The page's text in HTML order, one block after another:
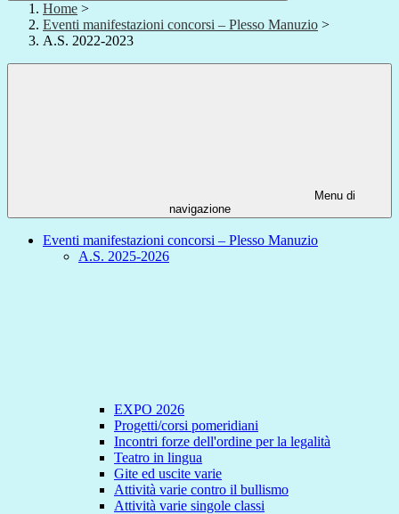
Home >
Eventi manifestazioni concorsi – Plesso Manuzio >
A.S. 2022-2023
Menu di
navigazione
Eventi manifestazioni concorsi – Plesso Manuzio
A.S. 2025-2026
EXPO 2026
Progetti/corsi pomeridiani
Incontri forze dell'ordine per la legalità
Teatro in lingua
Gite ed uscite varie
Attività varie contro il bullismo
Attività varie singole classi